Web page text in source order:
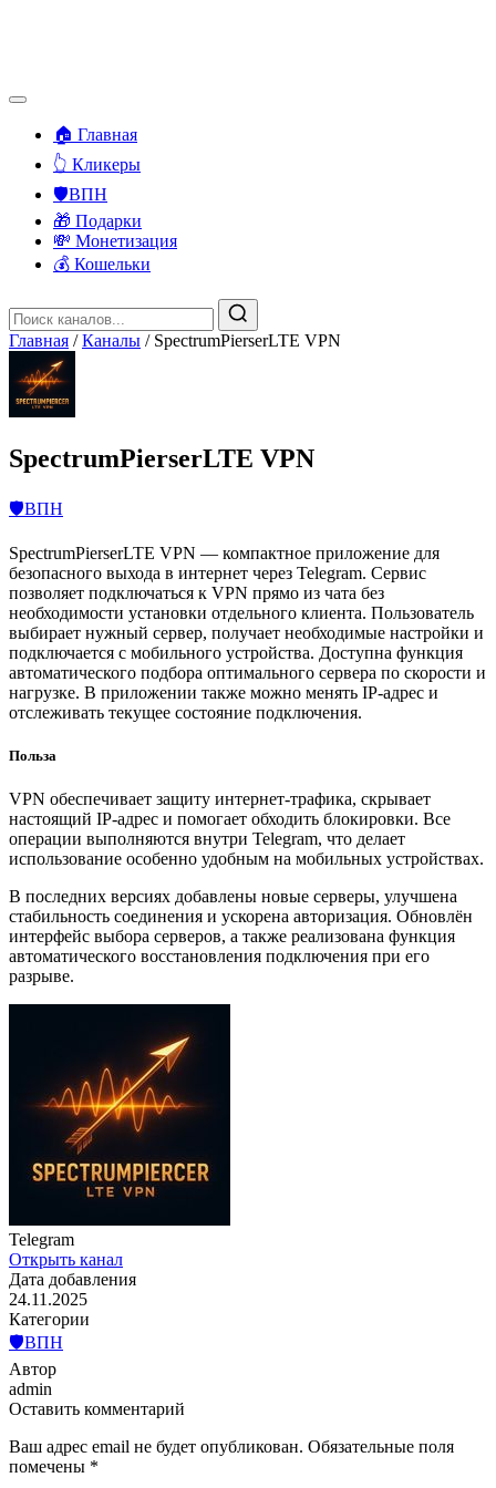
🏠 Главная
👆 Кликеры
🛡️ВПН
🎁 Подарки
💸 Монетизация
💰 Кошельки
Главная / Каналы / SpectrumPierserLTE VPN
SpectrumPierserLTE VPN
🛡️ВПН
SpectrumPierserLTE VPN — компактное приложение для
безопасного выхода в интернет через Telegram. Сервис
позволяет подключаться к VPN прямо из чата без
необходимости установки отдельного клиента. Пользователь
выбирает нужный сервер, получает необходимые настройки и
подключается с мобильного устройства. Доступна функция
автоматического подбора оптимального сервера по скорости и
нагрузке. В приложении также можно менять IP-адрес и
отслеживать текущее состояние подключения.
Польза
VPN обеспечивает защиту интернет-трафика, скрывает
настоящий IP-адрес и помогает обходить блокировки. Все
операции выполняются внутри Telegram, что делает
использование особенно удобным на мобильных устройствах.
В последних версиях добавлены новые серверы, улучшена
стабильность соединения и ускорена авторизация. Обновлён
интерфейс выбора серверов, а также реализована функция
автоматического восстановления подключения при его
разрыве.
Telegram
Открыть канал
Дата добавления
24.11.2025
Категории
🛡️ВПН
Автор
admin
Оставить комментарий
Ваш адрес email не будет опубликован. Обязательные поля
помечены *